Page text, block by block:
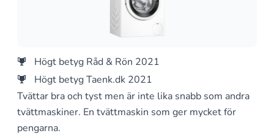
Högt betyg Råd & Rön 2021
Högt betyg Taenk.dk 2021
Tvättar bra och tyst men är inte lika snabb som andra
tvättmaskiner. En tvättmaskin som ger mycket för
pengarna.